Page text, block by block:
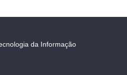
da Informação